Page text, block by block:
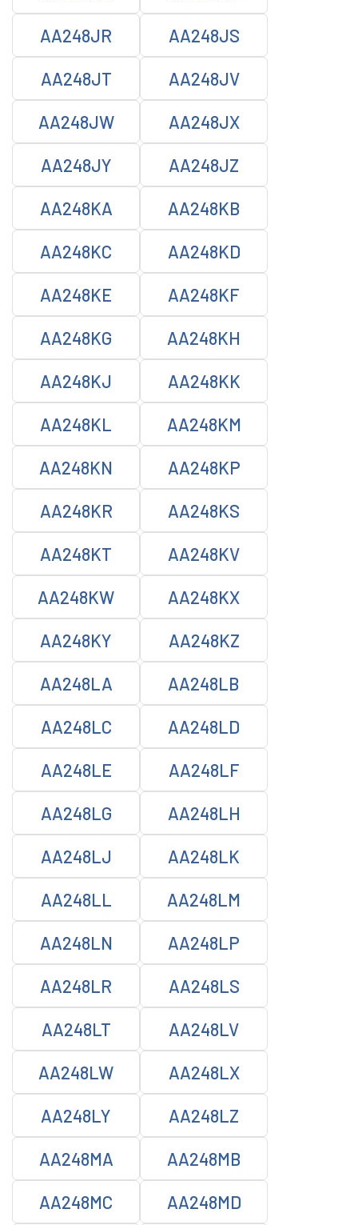
AA248JR AA248JS
AA248JT AA248JV
AA248JW AA248JX
AA248JY AA248JZ
AA248KA AA248KB
AA248KC AA248KD
AA248KE AA248KF
AA248KG AA248KH
AA248KJ AA248KK
AA248KL AA248KM
AA248KN AA248KP
AA248KR AA248KS
AA248KT AA248KV
AA248KW AA248KX
AA248KY AA248KZ
AA248LA AA248LB
AA248LC AA248LD
AA248LE AA248LF
AA248LG AA248LH
AA248LJ AA248LK
AA248LL AA248LM
AA248LN AA248LP
AA248LR AA248LS
AA248LT AA248LV
AA248LW AA248LX
AA248LY AA248LZ
AA248MA AA248MB
AA248MC AA248MD